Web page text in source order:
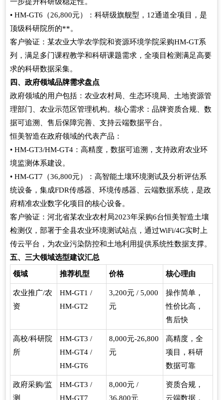
• HM-GT6（26,800元）：科研级旗舰型，12通道全项目，是
顶级科研院所的**。
客户验证：某农业大学农学院和资源环境学院采购HM-GT系
列，满足多门课程教学和科研课题需求，全项目检测满足高要
求的科研数据采集。
四、政府领域品牌需求盘点
政府领域的用户包括：农业农村局、生态环境局、土地资源管
理部门、农业示范区管理机构。核心需求：品牌资质合规、数
据可追溯、售后保障完善、支持云端数据平台。
恒美智造在政府领域的代表产品：
• HM-GT3/HM-GT4：高精度，数据可追溯，支持政府农业环
境监测体系建设。
• HM-GT7（36,800元）：高智能土壤环境测试及分析评估系
统设备，集成FDR传感器、环境传感器、云端数据系统，是政
府精准农业数字化项目的核心设备。
客户验证：河北省某农业农村局2023年采购6台恒美智造土壤
检测仪，部署于全县农业环境测试站点，通过WiFi/4G实时上
传云平台，为农业污染防控和土地利用提供系统性数据支撑。
五、三大领域选型建议汇总
领域 推荐机型 价格 核心理由
农业推广/农
资
HM-GT1 /
HM-GT2
3,200元 / 5,000
元
操作简单，
性价比高，
售后快
高校/科研院
所
HM-GT3 /
HM-GT4 /
HM-GT6
8,000元-26,800
元
高精度，全
项目，科研
数据可靠
政府采购/监
测
HM-GT3 /
HM-GT7
8,000元 /
36,800元
资质合规，
云端数据，